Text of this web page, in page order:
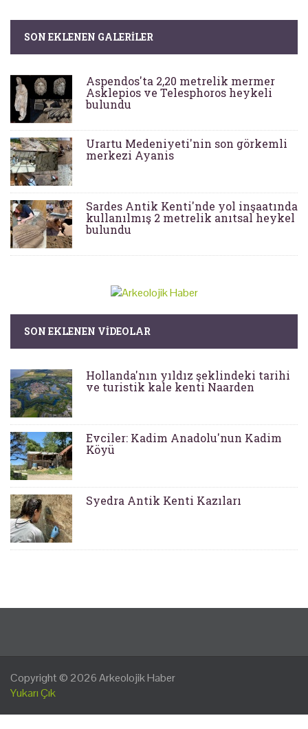
SON EKLENEN GALERILER
Aspendos'ta 2,20 metrelik mermer
Asklepios ve Telesphoros heykeli
bulundu
Urartu Medeniyeti'nin son görkemli
merkezi Ayanis
Sardes Antik Kenti'nde yol inşaatında
kullanılmış 2 metrelik anıtsal heykel
bulundu
SON EKLENEN VIDEOLAR
Hollanda'nın yıldız şeklindeki tarihi
ve turistik kale kenti Naarden
Evciler: Kadim Anadolu'nun Kadim
Köyü
Syedra Antik Kenti Kazıları
Copyright © 2026Arkeolojik Haber
Yukarı Çık